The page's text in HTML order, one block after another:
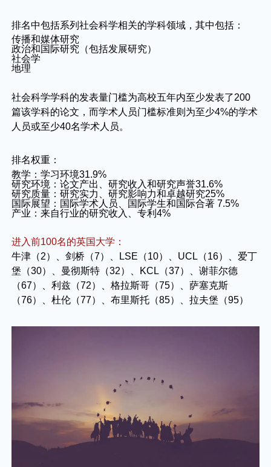
排名中包括系列社会科学相关的学科领域，其中包括：
传播和媒体研究
政治和国际研究（包括发展研究）
社会学
地理
社会科学学科的发表量门槛为高校五年内至少发表了200
篇该学科的论文，而学术人员门槛标准则为至少4%的学术
人员或至少40名学术人员。
排名权重：
教学：学习环境31.9%
研究环境：论文产出、研究收入和研究声誉31.6%
研究质量：研究实力、研究影响力和卓越研究25%
国际展望：国际学术人员、国际学生和国际合著 7.5%
产业：来自行业的研究收入、专利4%
进入前100名的英国大学：
牛津（2）、剑桥（7）、LSE（10）、UCL（16）、爱丁
堡（30）、曼彻斯特（32）、KCL（37）、谢菲尔德
（67）、利兹（72）、格拉斯哥（75）、萨塞克斯
（76）、杜伦（77）、布里斯托（85）、拉夫堡（95）